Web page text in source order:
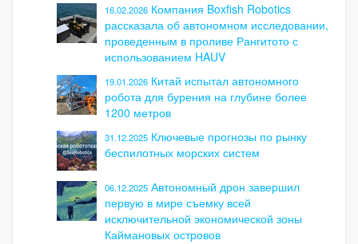
16.02.2026 Компания Boxfish Robotics
рассказала об автономном исследовании,
проведенным в проливе Рангитото с
использованием HAUV
19.01.2026 Китай испытал автономного
робота для бурения на глубине более
1200 метров
31.12.2025 Ключевые прогнозы по рынку
беспилотных морских систем
06.12.2025 Автономный дрон завершил
первую в мире съемку всей
исключительной экономической зоны
Каймановых островов